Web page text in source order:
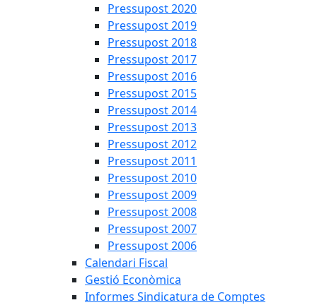
Pressupost 2020
Pressupost 2019
Pressupost 2018
Pressupost 2017
Pressupost 2016
Pressupost 2015
Pressupost 2014
Pressupost 2013
Pressupost 2012
Pressupost 2011
Pressupost 2010
Pressupost 2009
Pressupost 2008
Pressupost 2007
Pressupost 2006
Calendari Fiscal
Gestió Econòmica
Informes Sindicatura de Comptes